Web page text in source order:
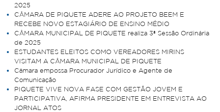
2025
CÂMARA DE PIQUETE ADERE AO PROJETO BEEM E
RECEBE NOVO ESTAGIÁRIO DE ENSINO MÉDIO
CÂMARA MUNICIPAL DE PIQUETE realiza 3ª Sessão Ordinária
de 2025
ESTUDANTES ELEITOS COMO VEREADORES MIRINS
VISITAM A CÂMARA MUNICIPAL DE PIQUETE
Câmara empossa Procurador Jurídico e Agente de
Comunicação
PIQUETE VIVE NOVA FASE COM GESTÃO JOVEM E
PARTICIPATIVA, AFIRMA PRESIDENTE EM ENTREVISTA AO
JORNAL ATOS